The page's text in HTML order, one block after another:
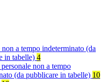
non a tempo indeterminato (da
in tabelle) 4
non a tempo
(da pubblicare in tabelle) 10